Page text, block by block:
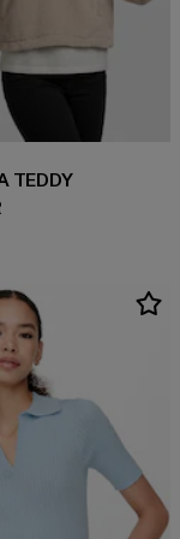
TEDDY
49,99 EUR